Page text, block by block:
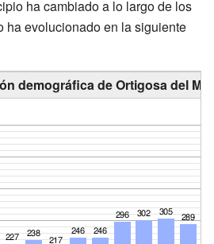
ha cambiado a lo largo de los
ha evolucionado en la siguiente
demográfica de Ortigosa del